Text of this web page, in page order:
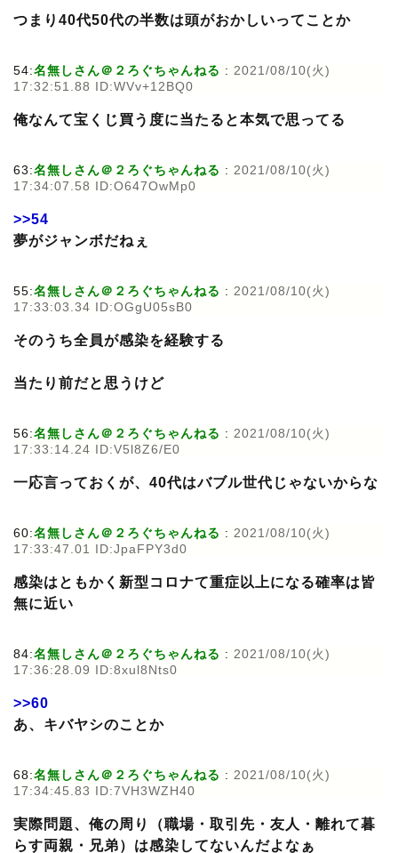
つまり40代50代の半数は頭がおかしいってことか
54:名無しさん＠２ろぐちゃんねる : 2021/08/10(火)
17:32:51.88 ID:WVv+12BQ0
俺なんて宝くじ買う度に当たると本気で思ってる
63:名無しさん＠２ろぐちゃんねる : 2021/08/10(火)
17:34:07.58 ID:O647OwMp0
>>54
夢がジャンボだねぇ
55:名無しさん＠２ろぐちゃんねる : 2021/08/10(火)
17:33:03.34 ID:OGgU05sB0
そのうち全員が感染を経験する
当たり前だと思うけど
56:名無しさん＠２ろぐちゃんねる : 2021/08/10(火)
17:33:14.24 ID:V5l8Z6/E0
一応言っておくが、40代はバブル世代じゃないからな
60:名無しさん＠２ろぐちゃんねる : 2021/08/10(火)
17:33:47.01 ID:JpaFPY3d0
感染はともかく新型コロナて重症以上になる確率は皆
無に近い
84:名無しさん＠２ろぐちゃんねる : 2021/08/10(火)
17:36:28.09 ID:8xul8Nts0
>>60
あ、キバヤシのことか
68:名無しさん＠２ろぐちゃんねる : 2021/08/10(火)
17:34:45.83 ID:7VH3WZH40
実際問題、俺の周り（職場・取引先・友人・離れて暮
らす両親・兄弟）は感染してないんだよなぁ